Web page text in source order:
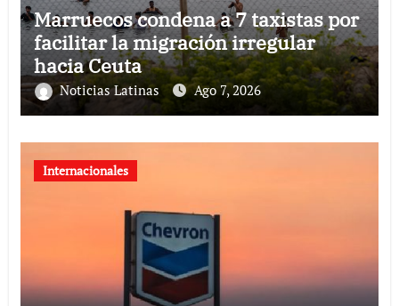
Marruecos condena a 7 taxistas por
facilitar la migración irregular
hacia Ceuta
Noticias Latinas Ago 7, 2026
Internacionales